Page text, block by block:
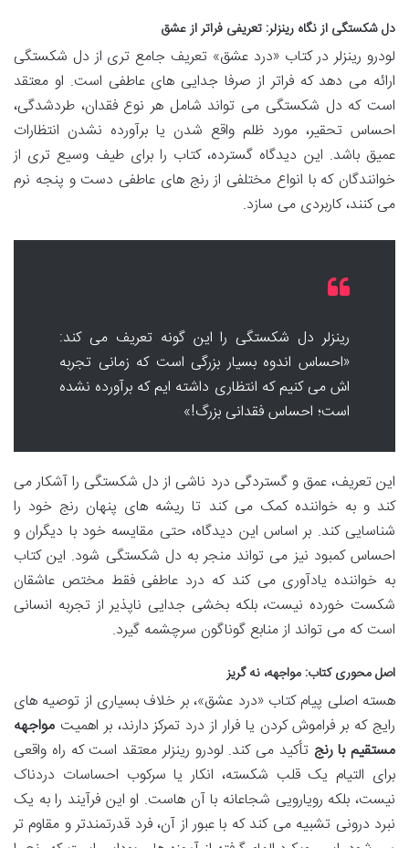
دل شکستگی از نگاه رینزلر: تعریفی فراتر از عشق
لودرو رینزلر در کتاب «درد عشق» تعریف جامع تری از دل شکستگی
ارائه می دهد که فراتر از صرفا جدایی های عاطفی است. او معتقد
است که دل شکستگی می تواند شامل هر نوع فقدان، طردشدگی،
احساس تحقیر، مورد ظلم واقع شدن یا برآورده نشدن انتظارات
عمیق باشد. این دیدگاه گسترده، کتاب را برای طیف وسیع تری از
خوانندگان که با انواع مختلفی از رنج های عاطفی دست و پنجه نرم
می کنند، کاربردی می سازد.
رینزلر دل شکستگی را این گونه تعریف می کند:
«احساس اندوه بسیار بزرگی است که زمانی تجربه
اش می کنیم که انتظاری داشته ایم که برآورده نشده
است؛ احساس فقدانی بزرگ!»
این تعریف، عمق و گستردگی درد ناشی از دل شکستگی را آشکار می
کند و به خواننده کمک می کند تا ریشه های پنهان رنج خود را
شناسایی کند. بر اساس این دیدگاه، حتی مقایسه خود با دیگران و
احساس کمبود نیز می تواند منجر به دل شکستگی شود. این کتاب
به خواننده یادآوری می کند که درد عاطفی فقط مختص عاشقان
شکست خورده نیست، بلکه بخشی جدایی ناپذیر از تجربه انسانی
است که می تواند از منابع گوناگون سرچشمه گیرد.
اصل محوری کتاب: مواجهه، نه گریز
هسته اصلی پیام کتاب «درد عشق»، بر خلاف بسیاری از توصیه های
رایج که بر فراموش کردن یا فرار از درد تمرکز دارند، بر اهمیت مواجهه
مستقیم با رنج تأکید می کند. لودرو رینزلر معتقد است که راه واقعی
برای التیام یک قلب شکسته، انکار یا سرکوب احساسات دردناک
نیست، بلکه رویارویی شجاعانه با آن هاست. او این فرآیند را به یک
نبرد درونی تشبیه می کند که با عبور از آن، فرد قدرتمندتر و مقاوم تر